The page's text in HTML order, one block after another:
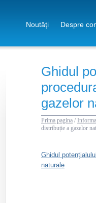
Noutăți Despre
Ghidul
gazelor
Prima pagina /
distribuție a gazelor
Ghidul
naturale